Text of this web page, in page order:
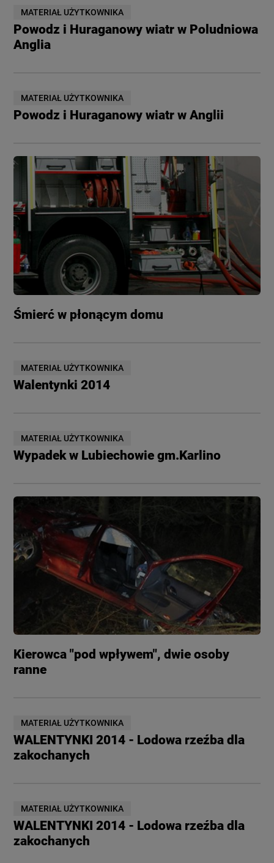
MATERIAŁ UŻYTKOWNIKA
Powodz i Huraganowy wiatr w Poludniowa
Anglia
MATERIAŁ UŻYTKOWNIKA
Powodz i Huraganowy wiatr w Anglii
Śmierć w płonącym domu
MATERIAŁ UŻYTKOWNIKA
Walentynki 2014
MATERIAŁ UŻYTKOWNIKA
Wypadek w Lubiechowie gm.Karlino
Kierowca "pod wpływem", dwie osoby
ranne
MATERIAŁ UŻYTKOWNIKA
WALENTYNKI 2014 - Lodowa rzeźba dla
zakochanych
MATERIAŁ UŻYTKOWNIKA
WALENTYNKI 2014 - Lodowa rzeźba dla
zakochanych